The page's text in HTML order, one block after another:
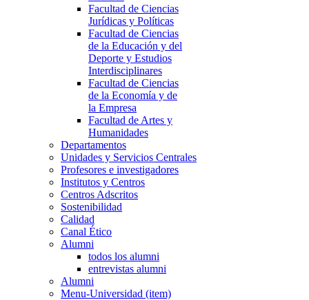
Facultad de Ciencias
Jurídicas y Políticas
Facultad de Ciencias
de la Educación y del
Deporte y Estudios
Interdisciplinares
Facultad de Ciencias
de la Economía y de
la Empresa
Facultad de Artes y
Humanidades
Departamentos
Unidades y Servicios Centrales
Profesores e investigadores
Institutos y Centros
Centros Adscritos
Sostenibilidad
Calidad
Canal Ético
Alumni
todos los alumni
entrevistas alumni
Alumni
Menu-Universidad (item)